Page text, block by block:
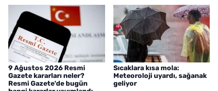
9 Ağustos 2026 Resmi
Gazete kararları neler?
Resmi Gazete'de bugün
Sıcaklara kısa mola:
Meteoroloji uyardı, sağanak
geliyor